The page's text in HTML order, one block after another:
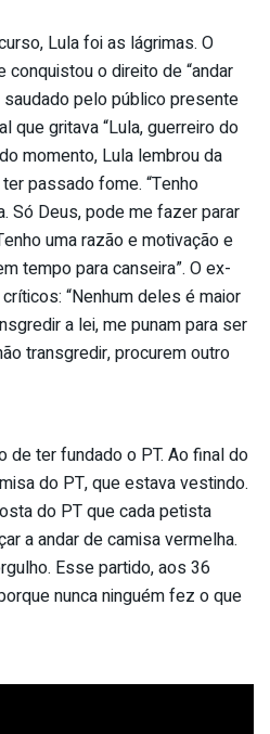
Lula foi as lágrimas. O
o direito de “andar
pelo público presente
que gritava “Lula, guerreiro do
momento, Lula lembrou da
passado fome. “Tenho
Só Deus, pode me fazer parar
uma razão e motivação e
tempo para canseira”. O ex-
“Nenhum deles é maior
a lei, me punam para ser
transgredir, procurem outro
de ter fundado o PT. Ao final do
do PT, que estava vestindo.
do PT que cada petista
a andar de camisa vermelha.
Esse partido, aos 36
nunca ninguém fez o que